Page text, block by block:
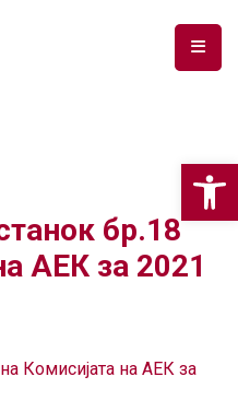
бр.18
АЕК за 2021
Комисијата на АЕК за